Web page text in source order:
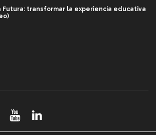
Futura: transformar la experiencia educativa
(video)